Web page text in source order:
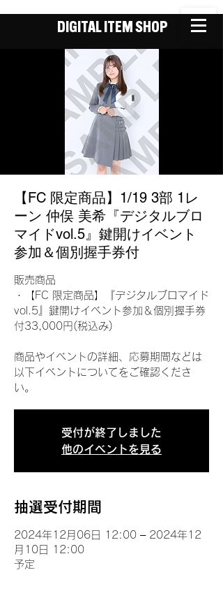
DIGITAL ITEM SHOP
【FC 限定商品】1/19 3部 1レ
ーン 仲俣 美希『デジタルブロ
マイドvol.5』鍵開けイベント
参加＆個別握手券付
販売商品
・【FC 限定商品】『デジタルブロマイド
vol.5』鍵開けイベント参加＆個別握手券
付33,000円(税込み)
商品やイベントの詳細、応募期間などは
以下イベントについてをご確認くださ
い。
受付が終了しました
他のイベントを見る
抽選受付期間
2024年12月06日 12:00 – 2024年12
月10日 12:00
予定